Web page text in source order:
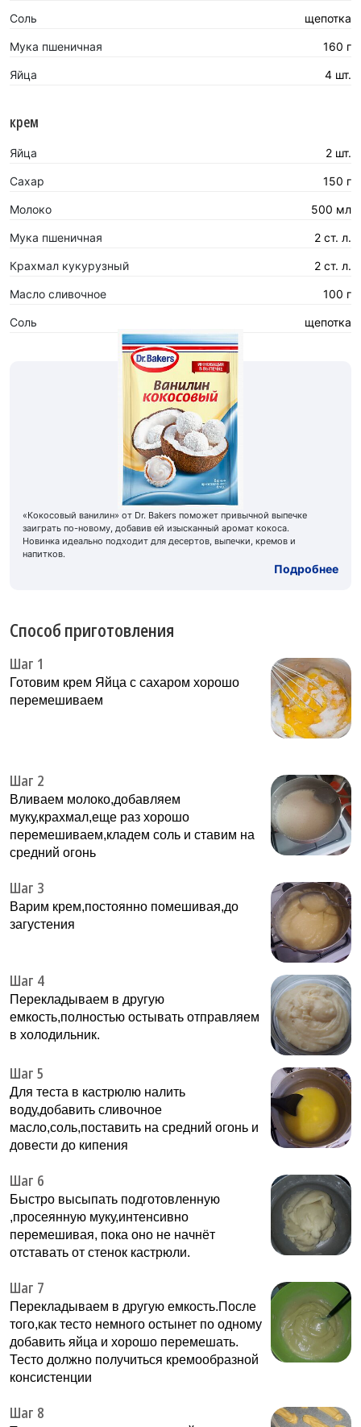
Соль щепотка
Мука пшеничная 160 г
Яйца 4 шт.
крем
Яйца 2 шт.
Сахар 150 г
Молоко 500 мл
Мука пшеничная 2 ст. л.
Крахмал кукурузный 2 ст. л.
Масло сливочное 100 г
Соль щепотка
«Кокосовый ванилин» от Dr. Bakers поможет привычной выпечке
заиграть по-новому, добавив ей изысканный аромат кокоса.
Новинка идеально подходит для десертов, выпечки, кремов и
напитков.
Подробнее
Способ приготовления
Шаг 1
Готовим крем Яйца с сахаром хорошо
перемешиваем
Шаг 2
Вливаем молоко,добавляем
муку,крахмал,еще раз хорошо
перемешиваем,кладем соль и ставим на
средний огонь
Шаг 3
Варим крем,постоянно помешивая,до
загустения
Шаг 4
Перекладываем в другую
емкость,полностью остывать отправляем
в холодильник.
Шаг 5
Для теста в кастрюлю налить
воду,добавить сливочное
масло,соль,поставить на средний огонь и
довести до кипения
Шаг 6
Быстро высыпать подготовленную
,просеянную муку,интенсивно
перемешивая, пока оно не начнёт
отставать от стенок кастрюли.
Шаг 7
Перекладываем в другую емкость.После
того,как тесто немного остынет по одному
добавить яйца и хорошо перемешать.
Тесто должно получиться кремообразной
консистенции
Шаг 8